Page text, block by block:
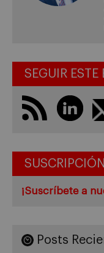
SEGUIR ESTE
¡Suscríbete a
Posts